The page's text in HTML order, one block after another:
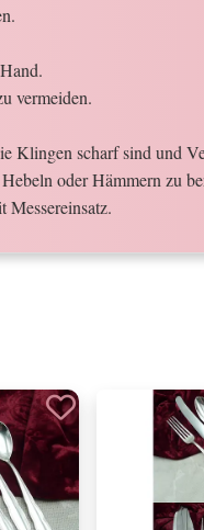
vermeiden.
Klingen scharf sind und
oder Hämmern zu
Messereinsatz.